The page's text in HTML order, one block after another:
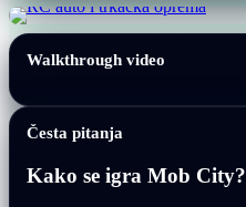
Walkthrough video
Česta pitanja
Kako se igra Mob City?